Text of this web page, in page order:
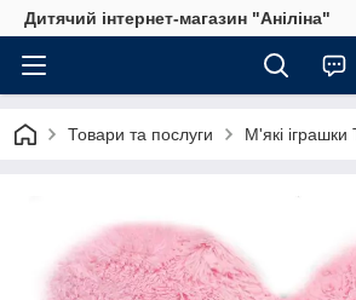
Дитячий інтернет-магазин "Аніліна"
Товари та послуги М'які